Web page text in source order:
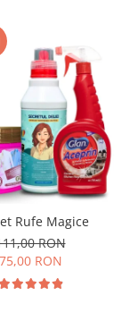
Rufe Magice
RON
75,00 RON